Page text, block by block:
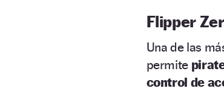
Flipper
Una de las
permite
control de